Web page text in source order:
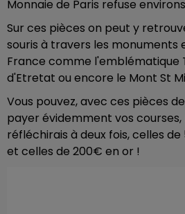
Monnaie de Paris refuse
Sur ces pièces on peut y
souris à travers les monuments
France comme l'emblématique
d'Etretat ou encore le Mont St
Vous pouvez, avec ces pièces
payer évidemment vos
réfléchirais à deux fois, celles
et celles de 200€ en or !